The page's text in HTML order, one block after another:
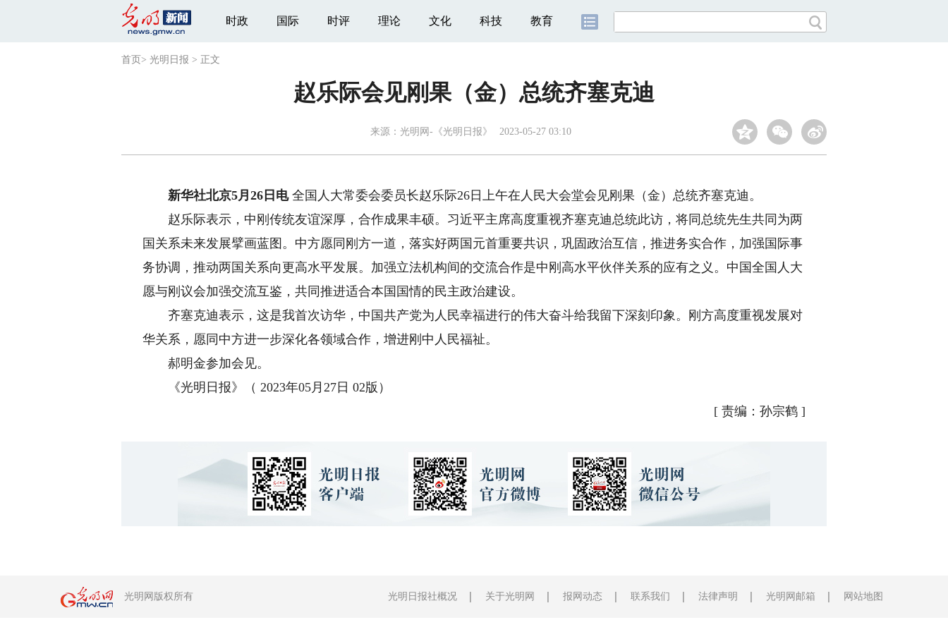
时政 国际 时评 理论 文化 科技 教育
首页 > 光明日报 > 正文
赵乐际会见刚果（金）总统齐塞克迪
来源： 光明网-《光明日报》 2023-05-27 03:10
新华社北京5月26日电全国人大常委会委员长赵乐际26日上午在人民大会堂会见刚果（金）总统齐塞克迪。
赵乐际表示，中刚传统友谊深厚，合作成果丰硕。习近平主席高度重视齐塞克迪总统此访，将同总统先生共同为两
国关系未来发展擘画蓝图。中方愿同刚方一道，落实好两国元首重要共识，巩固政治互信，推进务实合作，加强国际事
务协调，推动两国关系向更高水平发展。加强立法机构间的交流合作是中刚高水平伙伴关系的应有之义。中国全国人大
愿与刚议会加强交流互鉴，共同推进适合本国国情的民主政治建设。
齐塞克迪表示，这是我首次访华，中国共产党为人民幸福进行的伟大奋斗给我留下深刻印象。刚方高度重视发展对
华关系，愿同中方进一步深化各领域合作，增进刚中人民福祉。
郝明金参加会见。
《光明日报》（ 2023年05月27日 02版）
[ 责编：孙宗鹤 ]
光明网版权所有 光明日报社概况 关于光明网 报网动态 联系我们 法律声明 光明网邮箱 网站地图